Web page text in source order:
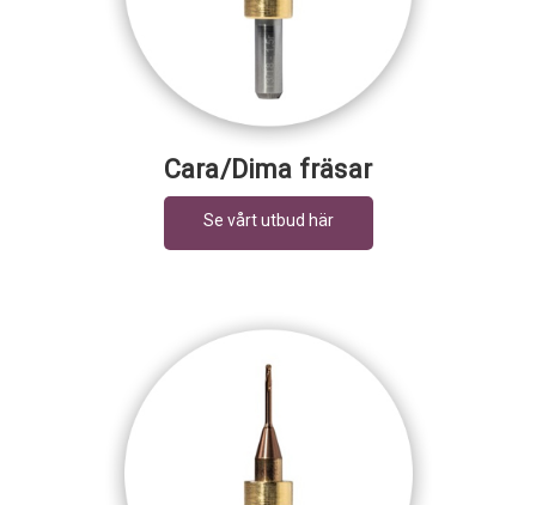
Cara/Dima fräsar